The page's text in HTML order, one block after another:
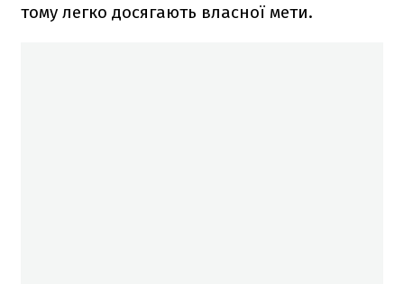
тому легко досягають власної мети.